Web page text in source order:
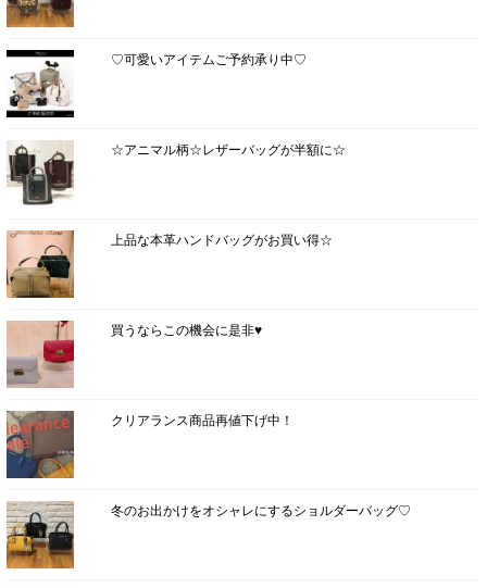
♡可愛いアイテムご予約承り中♡
☆アニマル柄☆レザーバッグが半額に☆
上品な本革ハンドバッグがお買い得☆
買うならこの機会に是非♥
クリアランス商品再値下げ中！
冬のお出かけをオシャレにするショルダーバッグ♡